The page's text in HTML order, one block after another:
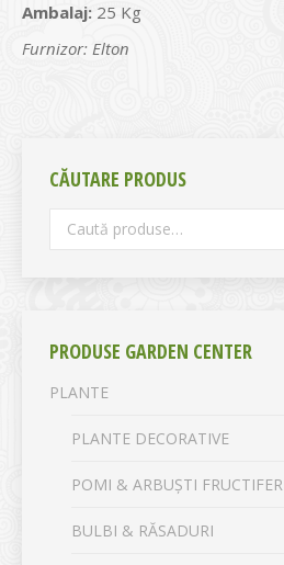
Ambalaj: 25 Kg
Furnizor: Elton
CĂUTARE PRODUS
PRODUSE GARDEN CENTER
PLANTE
PLANTE DECORATIVE
POMI & ARBUȘTI
BULBI & RĂSADURI